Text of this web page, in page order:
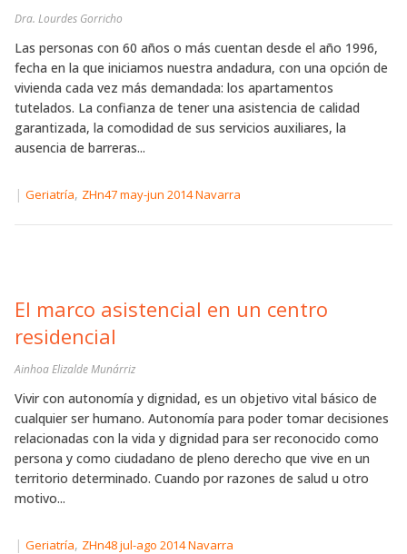
Dra. Lourdes Gorricho
Las personas con 60 años o más cuentan desde el año 1996,
fecha en la que iniciamos nuestra andadura, con una opción de
vivienda cada vez más demandada: los apartamentos
tutelados. La confianza de tener una asistencia de calidad
garantizada, la comodidad de sus servicios auxiliares, la
ausencia de barreras...
| Geriatría, ZHn47 may-jun 2014 Navarra
El marco asistencial en un centro
residencial
Ainhoa Elizalde Munárriz
Vivir con autonomía y dignidad, es un objetivo vital básico de
cualquier ser humano. Autonomía para poder tomar decisiones
relacionadas con la vida y dignidad para ser reconocido como
persona y como ciudadano de pleno derecho que vive en un
territorio determinado. Cuando por razones de salud u otro
motivo...
| Geriatría, ZHn48 jul-ago 2014 Navarra